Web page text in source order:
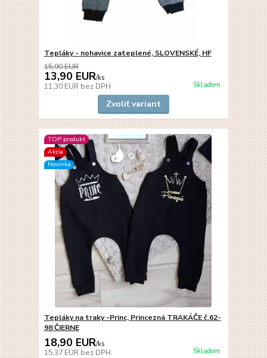
Tepláky - nohavice zateplené, SLOVENSKÉ, HF
15,90 EUR
13,90 EUR/ks
11,30 EUR bez DPH Skladom
Zvoliť variant
TOP produkt
Akcia
Novinka
Tepláky na traky -Princ, Princezná TRAKÁČE č.62-
98 ČIERNE
18,90 EUR/ks
15,37 EUR bez DPH Skladom